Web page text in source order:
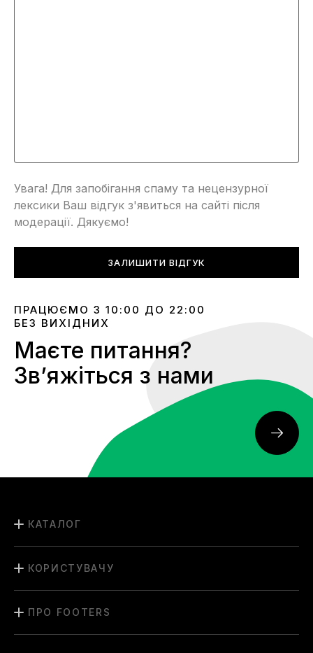
Увага! Для запобігання спаму та нецензурної
лексики Ваш відгук з'явиться на сайті після
модерації. Дякуємо!
ЗАЛИШИТИ ВІДГУК
ПРАЦЮЄМО З 10:00 ДО 22:00
БЕЗ ВИХІДНИХ
Маєте питання?
Звʼяжіться з нами
КАТАЛОГ
КОРИСТУВАЧУ
ПРО FOOTERS